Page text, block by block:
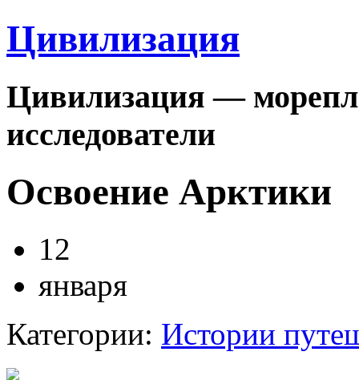
Цивилизация
Цивилизация —
исследователи
Освоение Арктики
12
января
Категории: Истории